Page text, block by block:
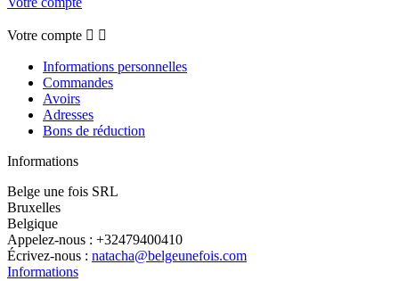
Votre compte  
Informations personnelles
Commandes
Avoirs
Adresses
Bons de réduction
Informations
Belge une fois SRL
Bruxelles
Belgique
Appelez-nous : +32479400410
Écrivez-nous : natacha@belgeunefois.com
Informations